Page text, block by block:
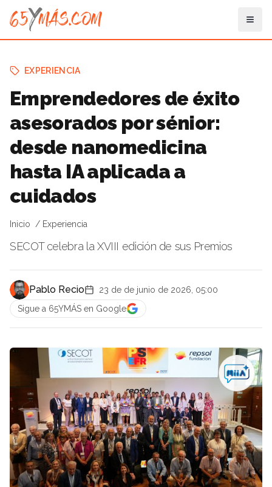
EXPERIENCIA
Emprendedores de éxito
asesorados por sénior:
desde nanomedicina
hasta IA aplicada a
cuidados
Inicio Experiencia
SECOT celebra la XVIII edición de sus Premios
Pablo Recio
23 de de junio de 2026, 05:00
Sigue a 65YMÁS en Google